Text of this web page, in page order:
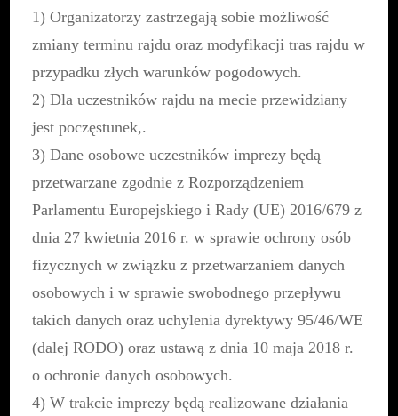
1) Organizatorzy zastrzegają sobie możliwość
zmiany terminu rajdu oraz modyfikacji tras rajdu w
przypadku złych warunków pogodowych.
2) Dla uczestników rajdu na mecie przewidziany
jest poczęstunek,.
3) Dane osobowe uczestników imprezy będą
przetwarzane zgodnie z Rozporządzeniem
Parlamentu Europejskiego i Rady (UE) 2016/679 z
dnia 27 kwietnia 2016 r. w sprawie ochrony osób
fizycznych w związku z przetwarzaniem danych
osobowych i w sprawie swobodnego przepływu
takich danych oraz uchylenia dyrektywy 95/46/WE
(dalej RODO) oraz ustawą z dnia 10 maja 2018 r.
o ochronie danych osobowych.
4) W trakcie imprezy będą realizowane działania